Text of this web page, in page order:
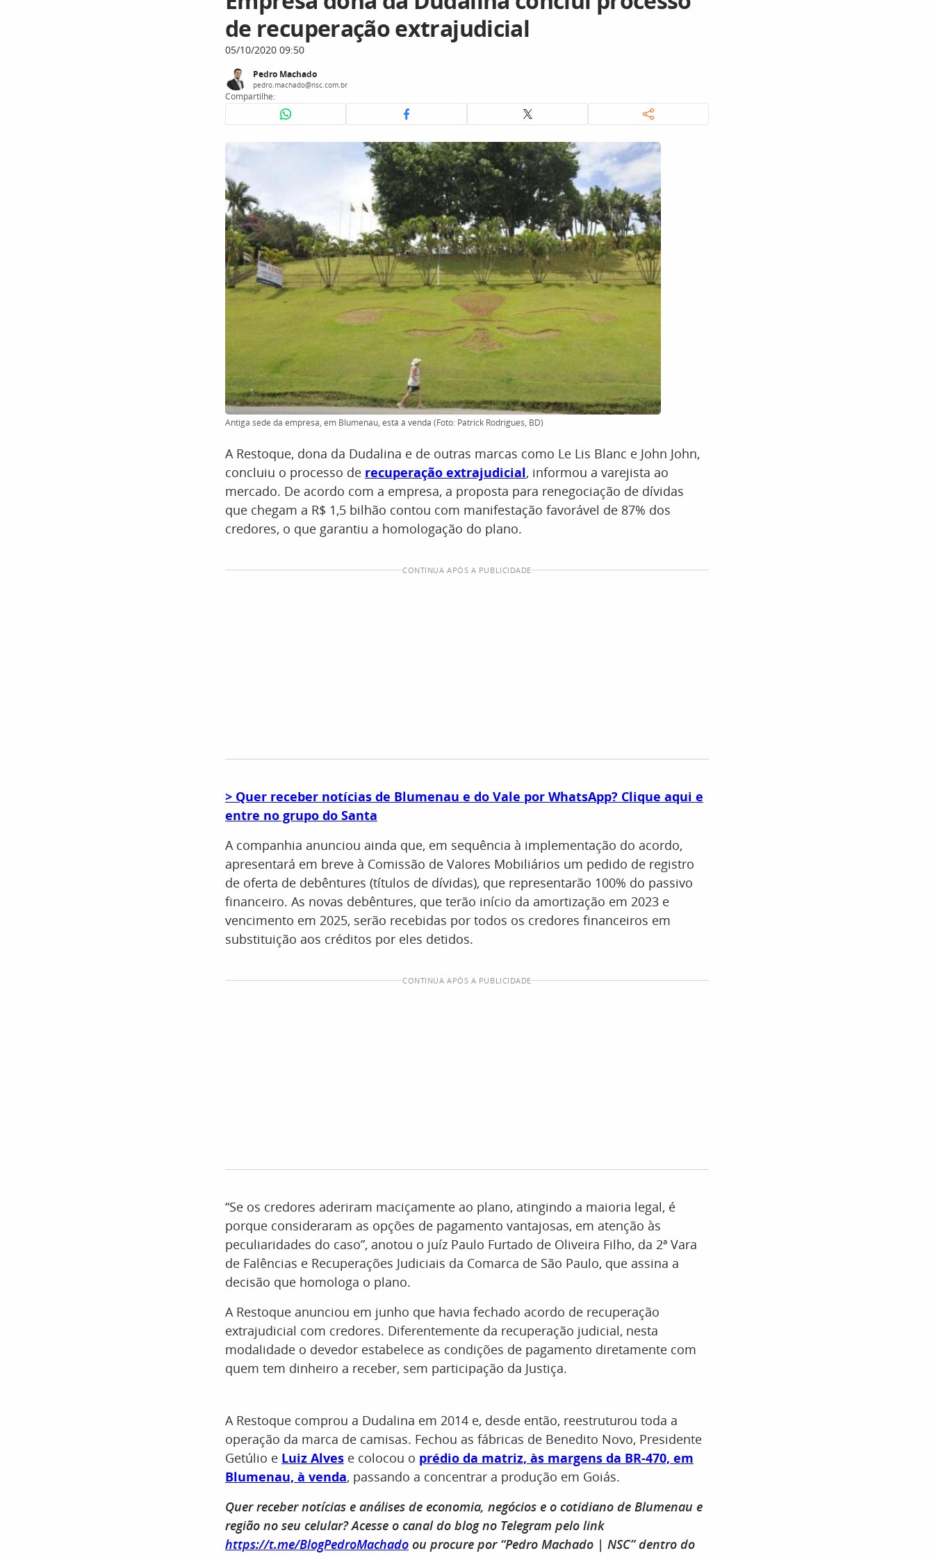
de recuperação extrajudicial
05/10/2020 09:50
Pedro Machado
pedro.machado@nsc.com.br
Compartilhe:
Antiga sede da empresa, em Blumenau, está à venda (Foto: Patrick Rodrigues, BD)
A Restoque, dona da Dudalina e de outras marcas como Le Lis Blanc e John John,
concluiu o processo de recuperação extrajudicial, informou a varejista ao
mercado. De acordo com a empresa, a proposta para renegociação de dívidas
que chegam a R$ 1,5 bilhão contou com manifestação favorável de 87% dos
credores, o que garantiu a homologação do plano.
CONTINUA APÓS A PUBLICIDADE
> Quer receber notícias de Blumenau e do Vale por WhatsApp? Clique aqui e
entre no grupo do Santa
A companhia anunciou ainda que, em sequência à implementação do acordo,
apresentará em breve à Comissão de Valores Mobiliários um pedido de registro
de oferta de debêntures (títulos de dívidas), que representarão 100% do passivo
financeiro. As novas debêntures, que terão início da amortização em 2023 e
vencimento em 2025, serão recebidas por todos os credores financeiros em
substituição aos créditos por eles detidos.
CONTINUA APÓS A PUBLICIDADE
“Se os credores aderiram maciçamente ao plano, atingindo a maioria legal, é
porque consideraram as opções de pagamento vantajosas, em atenção às
peculiaridades do caso”, anotou o juíz Paulo Furtado de Oliveira Filho, da 2ª Vara
de Falências e Recuperações Judiciais da Comarca de São Paulo, que assina a
decisão que homologa o plano.
A Restoque anunciou em junho que havia fechado acordo de recuperação
extrajudicial com credores. Diferentemente da recuperação judicial, nesta
modalidade o devedor estabelece as condições de pagamento diretamente com
quem tem dinheiro a receber, sem participação da Justiça.
A Restoque comprou a Dudalina em 2014 e, desde então, reestruturou toda a
operação da marca de camisas. Fechou as fábricas de Benedito Novo, Presidente
Getúlio e Luiz Alves e colocou o prédio da matriz, às margens da BR-470, em
Blumenau, à venda, passando a concentrar a produção em Goiás.
Quer receber notícias e análises de economia, negócios e o cotidiano de Blumenau e
região no seu celular? Acesse o canal do blog no Telegram pelo link
https://t.me/BlogPedroMachado ou procure por “Pedro Machado | NSC” dentro do